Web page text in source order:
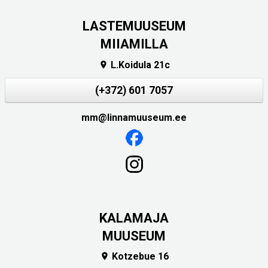
LASTEMUUSEUM
MIIAMILLA
 L.Koidula 21c
(+372) 601 7057
mm@linnamuuseum.ee
KALAMAJA
MUUSEUM
 Kotzebue 16